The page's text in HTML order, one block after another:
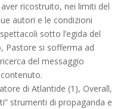
ricostruito, nei limiti del
autori e le condizioni
sotto l’egida del
Pastore si sofferma ad
del messaggio
di Atlantide (1), Overall,
strumenti di propaganda e